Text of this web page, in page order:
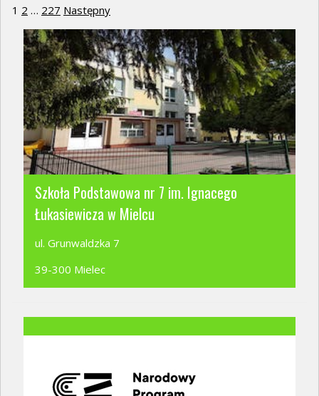
Stronicowanie wpisów
1 2 … 227 Następny
Szkoła Podstawowa nr 7 im. Ignacego
Łukasiewicza w Mielcu
ul. Grunwaldzka 7
39-300 Mielec